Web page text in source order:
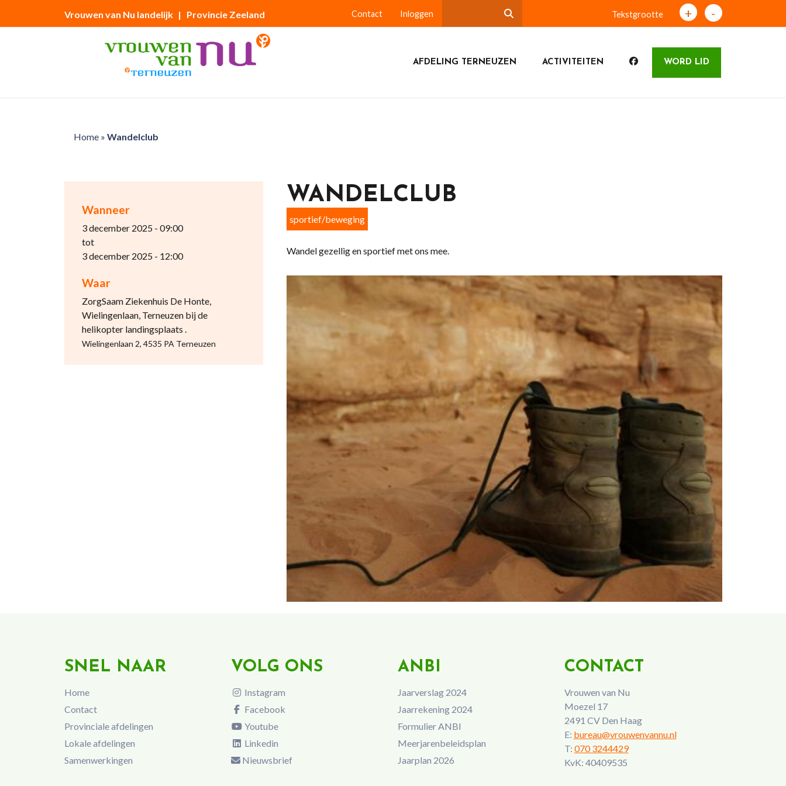
Vrouwen van Nu landelijk | Provincie Zeeland Contact Inloggen Tekstgrootte + -
AFDELING TERNEUZEN ACTIVITEITEN WORD LID
Home» Wandelclub
Wanneer
3 december 2025 - 09:00
tot
3 december 2025 - 12:00
Waar
ZorgSaam Ziekenhuis De Honte,
Wielingenlaan, Terneuzen bij de
helikopter landingsplaats .
Wielingenlaan 2, 4535 PA Terneuzen
WANDELCLUB
sportief/beweging
Wandel gezellig en sportief met ons mee.
SNEL NAAR
Home
Contact
Provinciale afdelingen
Lokale afdelingen
Samenwerkingen
VOLG ONS
Instagram
Facebook
Youtube
Linkedin
Nieuwsbrief
ANBI
Jaarverslag 2024
Jaarrekening 2024
Formulier ANBI
Meerjarenbeleidsplan
Jaarplan 2026
CONTACT
Vrouwen van Nu
Moezel 17
2491 CV Den Haag
E: bureau@vrouwenvannu.nl
T: 070 3244429
KvK: 40409535